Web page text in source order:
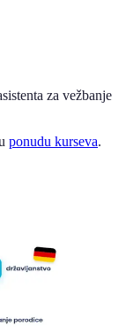
za vežbanje
ponudu kurseva